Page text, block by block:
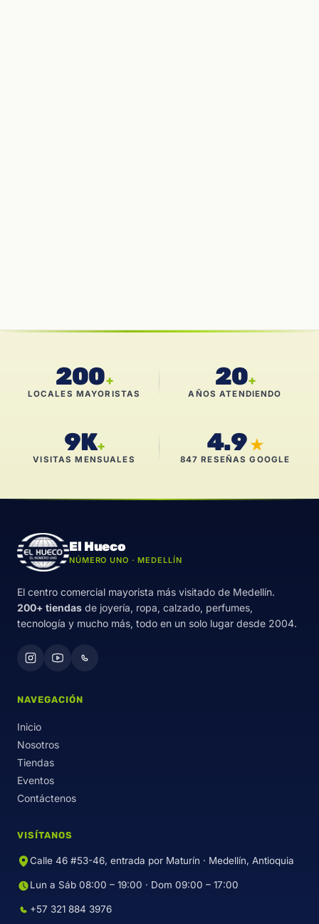
200+
LOCALES MAYORISTAS
20+
AÑOS ATENDIENDO
9K+
VISITAS MENSUALES
4.9 ★
847 RESEÑAS GOOGLE
El Hueco
NÚMERO UNO · MEDELLÍN
El centro comercial mayorista más visitado de Medellín.
200+ tiendas de joyería, ropa, calzado, perfumes,
tecnología y mucho más, todo en un solo lugar desde 2004.
NAVEGACIÓN
Inicio
Nosotros
Tiendas
Eventos
Contáctenos
VISÍTANOS
Calle 46 #53-46, entrada por Maturín · Medellín, Antioquia
Lun a Sáb 08:00 – 19:00 · Dom 09:00 – 17:00
+57 321 884 3976